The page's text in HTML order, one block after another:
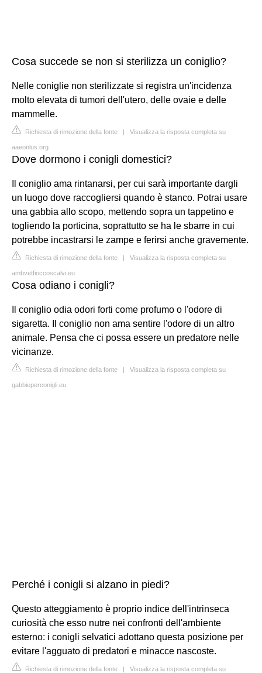
Cosa succede se non si sterilizza un coniglio?
Nelle coniglie non sterilizzate si registra un'incidenza
molto elevata di tumori dell'utero, delle ovaie e delle
mammelle.
Richiesta di rimozione della fonte | Visualizza la risposta completa su
aaeonlus.org
Dove dormono i conigli domestici?
Il coniglio ama rintanarsi, per cui sarà importante dargli
un luogo dove raccogliersi quando è stanco. Potrai usare
una gabbia allo scopo, mettendo sopra un tappetino e
togliendo la porticina, soprattutto se ha le sbarre in cui
potrebbe incastrarsi le zampe e ferirsi anche gravemente.
Richiesta di rimozione della fonte | Visualizza la risposta completa su
ambvetfioccoscalvi.eu
Cosa odiano i conigli?
Il coniglio odia odori forti come profumo o l'odore di
sigaretta. Il coniglio non ama sentire l'odore di un altro
animale. Pensa che ci possa essere un predatore nelle
vicinanze.
Richiesta di rimozione della fonte | Visualizza la risposta completa su
gabbieperconigli.eu
Perché i conigli si alzano in piedi?
Questo atteggiamento è proprio indice dell'intrinseca
curiosità che esso nutre nei confronti dell'ambiente
esterno: i conigli selvatici adottano questa posizione per
evitare l'agguato di predatori e minacce nascoste.
Richiesta di rimozione della fonte | Visualizza la risposta completa su